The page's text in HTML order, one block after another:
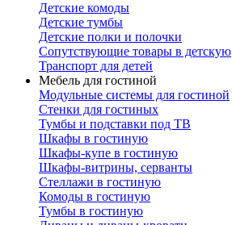
Детские комоды
Детские тумбы
Детские полки и полочки
Сопутствующие товары в детскую
Транспорт для детей
Мебель для гостиной
Модульные системы для гостиной
Стенки для гостиных
Тумбы и подставки под ТВ
Шкафы в гостиную
Шкафы-купе в гостиную
Шкафы-витрины, серванты
Стеллажи в гостиную
Комоды в гостиную
Тумбы в гостиную